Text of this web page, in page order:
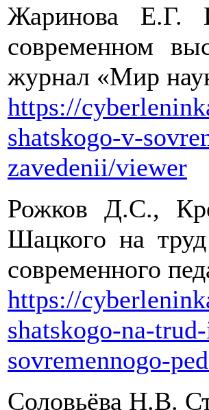
Жаринова Е.Г.
современном
журнал «Мир
https://
shatskogo-v-
zavedenii/viewer
Рожков Д.С.,
Шацкого на
современного
https://
shatskogo-na-
sovremennogo-
Соловьёва Н.В.